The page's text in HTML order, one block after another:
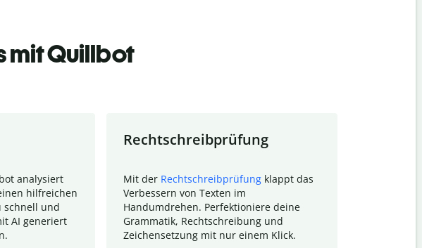
mit Quillbot
analysiert
hilfreichen
schnell und
AI generiert
Rechtschreibprüfung
Mit der Rechtschreibprüfung klappt das
Verbessern von Texten im
Handumdrehen. Perfektioniere deine
Grammatik, Rechtschreibung und
Zeichensetzung mit nur einem Klick.